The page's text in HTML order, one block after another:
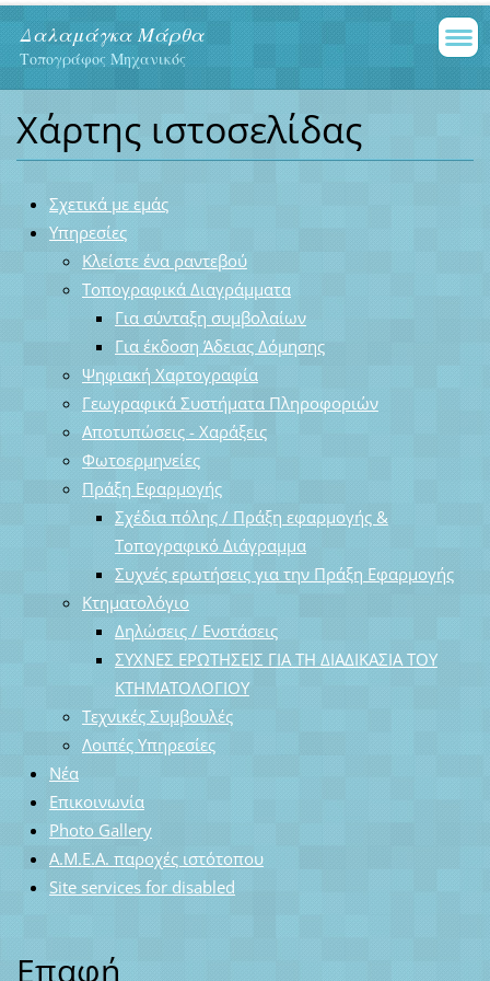
Δαλαμάγκα Μάρθα
Τοπογράφος Μηχανικός
Χάρτης ιστοσελίδας
Σχετικά με εμάς
Υπηρεσίες
Κλείστε ένα ραντεβού
Τοπογραφικά Διαγράμματα
Για σύνταξη συμβολαίων
Για έκδοση Άδειας Δόμησης
Ψηφιακή Χαρτογραφία
Γεωγραφικά Συστήματα Πληροφοριών
Αποτυπώσεις - Χαράξεις
Φωτοερμηνείες
Πράξη Εφαρμογής
Σχέδια πόλης / Πράξη εφαρμογής &
Τοπογραφικό Διάγραμμα
Συχνές ερωτήσεις για την Πράξη Εφαρμογής
Κτηματολόγιο
Δηλώσεις / Ενστάσεις
ΣΥΧΝΕΣ ΕΡΩΤΗΣΕΙΣ ΓΙΑ ΤΗ ΔΙΑΔΙΚΑΣΙΑ ΤΟΥ
ΚΤΗΜΑΤΟΛΟΓΙΟΥ
Τεχνικές Συμβουλές
Λοιπές Υπηρεσίες
Νέα
Επικοινωνία
Photo Gallery
Α.Μ.Ε.Α. παροχές ιστότοπου
Site services for disabled
Επαφή